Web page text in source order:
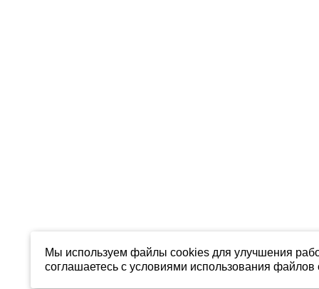
Мы используем файлы cookies для улучшения
соглашаетесь с условиями использования файлов